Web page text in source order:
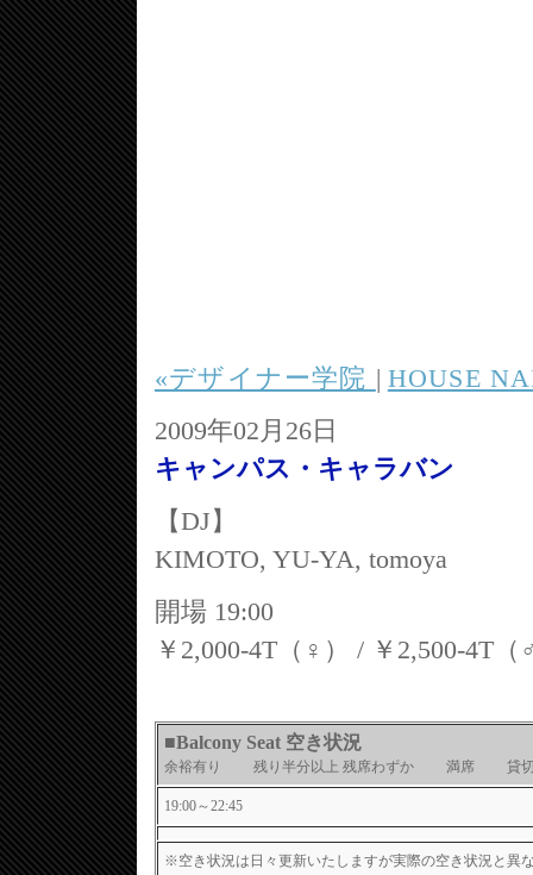
«デザイナー学院 | HOUSE
2009年02月26日
キャンパス・キャラバン
【DJ】
KIMOTO, YU-YA, tomoya
開場 19:00
￥2,000-4T（♀） / ￥2,500-4T（
■Balcony Seat 空き状況
余裕有り 残り半分以上 残席わずか 満席
19:00～22:45
※空き状況は日々更新いたしますが実際の空き状況と異